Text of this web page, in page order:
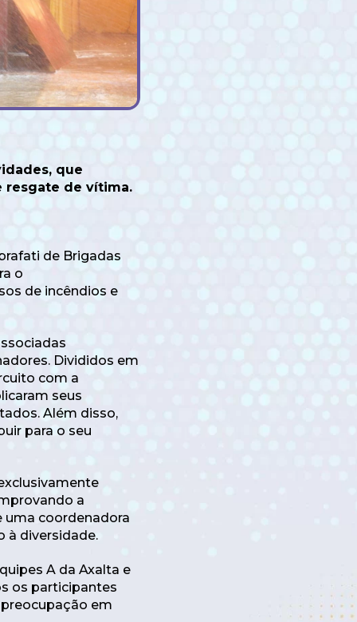
que
resgate de vítima.
de Brigadas
o
de incêndios e
Divididos em
com a
seus
Além disso,
para o seu
a
uma coordenadora
à diversidade.
A da Axalta e
os participantes
em